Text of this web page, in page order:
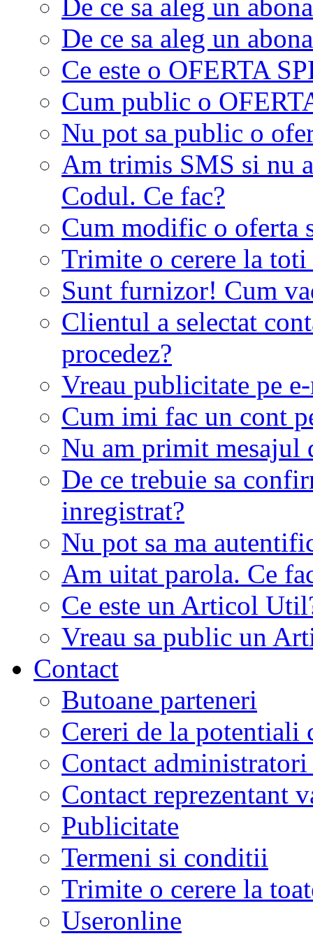
De ce sa aleg un
De ce sa aleg un
Ce este o OFERTA
Cum public o
Nu pot sa public o
Am trimis SMS si nu
Codul. Ce fac?
Cum modific o oferta
Trimite o cerere la
Sunt furnizor! Cum
Clientul a selectat
procedez?
Vreau publicitate pe
Cum imi fac un cont
Nu am primit mesajul
De ce trebuie sa
inregistrat?
Nu pot sa ma
Am uitat parola. Ce
Ce este un Articol
Vreau sa public un
Contact
Butoane parteneri
Cereri de la potentiali
Contact
Contact reprezentant
Publicitate
Termeni si conditii
Trimite o cerere la
Useronline